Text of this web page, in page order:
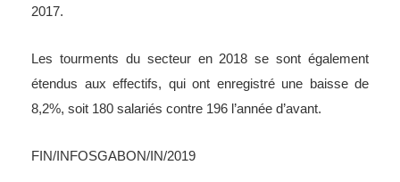
2017.
Les tourments du secteur en 2018 se sont également
étendus aux effectifs, qui ont enregistré une baisse de
8,2%, soit 180 salariés contre 196 l’année d’avant.
FIN/INFOSGABON/IN/2019